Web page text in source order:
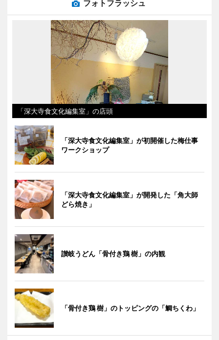
フォトフラッシュ
「深大寺食文化編集室」の店頭
「深大寺食文化編集室」が初開催した梅仕事
ワークショップ
「深大寺食文化編集室」が開発した「角大師
どら焼き」
讃岐うどん「骨付き鶏 樹」の内観
「骨付き鶏 樹」のトッピングの「鯛ちくわ」